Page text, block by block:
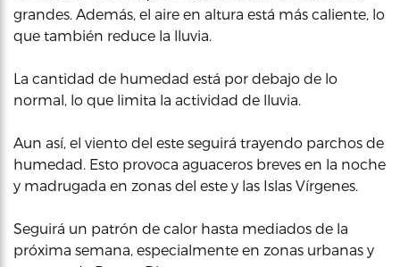
grandes. Además, el aire en altura está más caliente, lo
que también reduce la lluvia.
La cantidad de humedad está por debajo de lo
normal, lo que limita la actividad de lluvia.
Aun así, el viento del este seguirá trayendo parchos de
humedad. Esto provoca aguaceros breves en la noche
y madrugada en zonas del este y las Islas Vírgenes.
Seguirá un patrón de calor hasta mediados de la
próxima semana, especialmente en zonas urbanas y